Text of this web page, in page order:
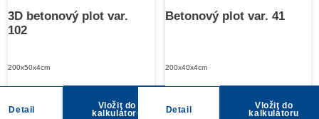
3D betonový plot var.
102
200x50x4cm
Detail
Vložit do
kalkulátoru
Betonový plot var. 41
200x40x4cm
Detail
Vložit do
kalkulátoru